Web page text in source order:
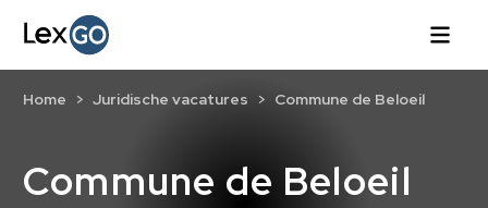
Commune de Beloeil
Home Juridische vacatures Commune de Beloeil